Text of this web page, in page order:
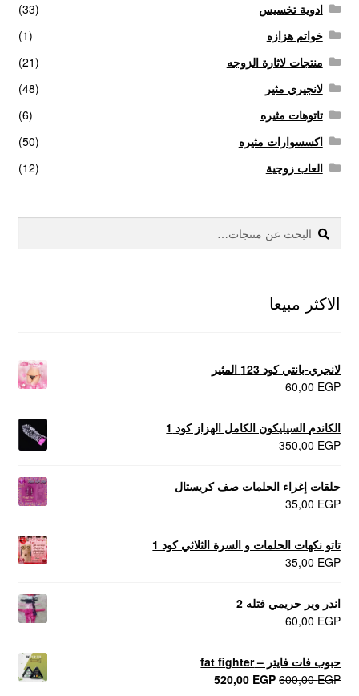
ادوية تخسيس
(33)
خواتم هزازه
(1)
منتجات لاثارة الزوجه
(21)
لانجيري مثير
(48)
تاتوهات مثيره
(6)
اكسسوارات مثيره
(50)
العاب زوجية
(12)
البحث
عن:
بحث
الاكثر مبيعا
لانجري-بانتي كود 123 المثير
60,00 EGP
الكاندم السيليكون الكامل الهزاز كود 1
350,00 EGP
حلقات إغراء الحلمات صف كريستال
35,00 EGP
تاتو نكهات الحلمات و السرة الثلاثي كود 1
35,00 EGP
اندر وير حريمي فتله 2
60,00 EGP
حبوب فات فايتر – fat fighter
600,00EGP
السعر520,00 EGP
السعر